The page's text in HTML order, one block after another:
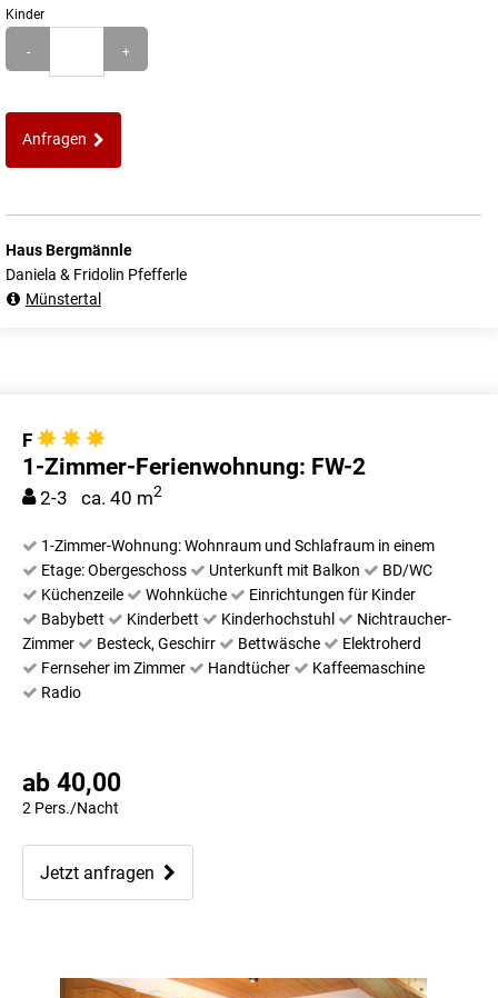
Kinder
- +
Anfragen
Haus Bergmännle
Daniela & Fridolin Pfefferle
Münstertal
F
1-Zimmer-Ferienwohnung: FW-2
2-3 ca. 40 m2
1-Zimmer-Wohnung: Wohnraum und Schlafraum in einem
Etage: Obergeschoss
Unterkunft mit Balkon
BD/WC
Küchenzeile
Wohnküche
Einrichtungen für Kinder
Babybett
Kinderbett Kinderhochstuhl
Nichtraucher-
Zimmer
Besteck, Geschirr Bettwäsche
Elektroherd
Fernseher im Zimmer
Handtücher
Kaffeemaschine
Radio
ab 40,00
2 Pers./Nacht
Jetzt anfragen